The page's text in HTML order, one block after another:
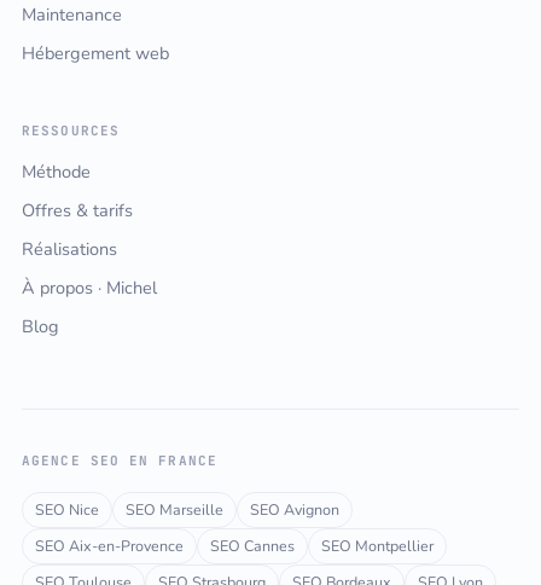
Maintenance
Hébergement web
RESSOURCES
Méthode
Offres & tarifs
Réalisations
À propos · Michel
Blog
AGENCE SEO EN FRANCE
SEO Nice SEO Marseille
SEO Avignon
SEO Aix-en-Provence
SEO Cannes
SEO Montpellier